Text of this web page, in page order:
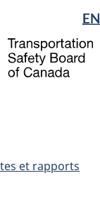
EN
et rapports